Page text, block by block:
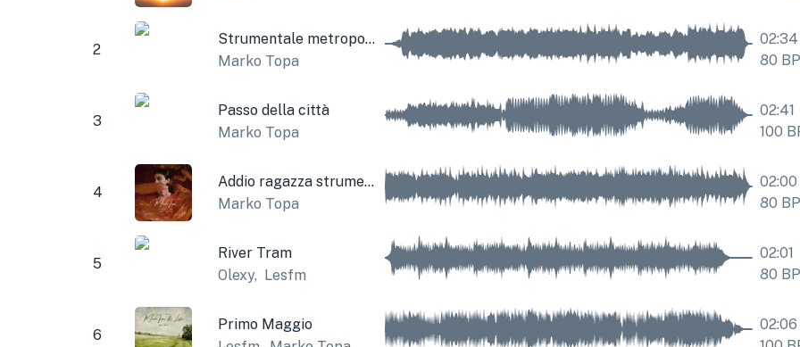
2
Strumentale metropolitano
Marko Topa
02:34
80
3
Passo della città
Marko Topa
02:41
100
4
Addio ragazza strumentale
Marko Topa
02:00
80
5
River Tram
Olexy, Lesfm
02:01
80
6
Primo Maggio
02:06